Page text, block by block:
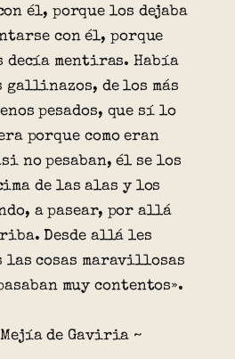
él, porque los dejaba
con él, porque
decía mentiras. Había
gallinazos, de los más
pesados, que sí lo
porque como eran
no pesaban, él se los
de las alas y los
a pasear, por allá
Desde allá les
las cosas maravillosas
muy contentos».
de Gaviria ~